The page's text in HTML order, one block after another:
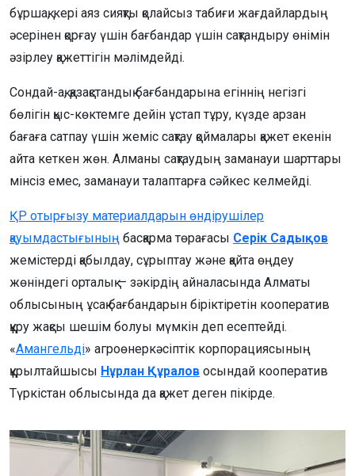
бұршақ, кері аяз сияқты қолайсыз табиғи жағдайлардың
әсерінен қорғау үшін бағбандар үшін сақтандыру өнімін
әзірлеу қажеттігін мәлімдейді.
Сондай-ақ, қазақстандық бағбандарына егіннің негізгі
бөлігін қыс-көктемге дейін ұстап тұру, күзде арзан
бағаға сатпау үшін жеміс сақтау қоймалары қажет екенін
айта кеткен жөн. Алманы сақтаудың заманауи шарттары
мінсіз емес, заманауи талаптарға сәйкес келмейді.
ҚР отырғызу материалдарын өндірушілер
қауымдастығының басқарма төрағасы Серік Садықов
жемістерді қабылдау, сұрыптау және қайта өңдеу
жөніндегі орталық — зәкірдің айналасында Алматы
облысының ұсақ бағбандарын біріктіретін кооператив
құру жақсы шешім болуы мүмкін деп есептейді.
«Амангельді» агроөнеркәсіптік корпорациясының
құрылтайшысы Нұрлан Құралов осындай кооператив
Түркістан облысында да қажет деген пікірде.